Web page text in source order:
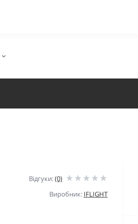
Відгуки:(0)
Виробник: IFLIGHT